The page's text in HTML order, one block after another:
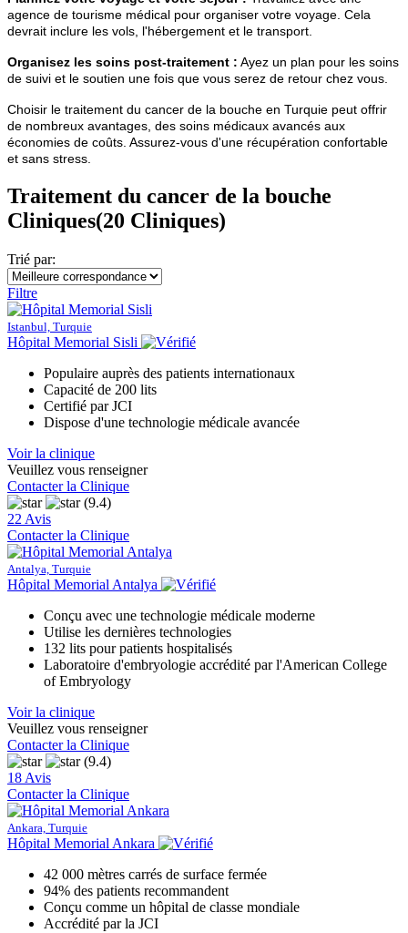
agence de tourisme médical pour organiser votre voyage. Cela
devrait inclure les vols, l'hébergement et le transport.
Organisez les soins post-traitement : Ayez un plan pour les soins
de suivi et le soutien une fois que vous serez de retour chez vous.
Choisir le traitement du cancer de la bouche en Turquie peut offrir
de nombreux avantages, des soins médicaux avancés aux
économies de coûts. Assurez-vous d'une récupération confortable
et sans stress.
Traitement du cancer de la bouche
Cliniques(20 Cliniques)
Trié par:
Filtre
Istanbul, Turquie
Hôpital Memorial Sisli
Populaire auprès des patients internationaux
Capacité de 200 lits
Certifié par JCI
Dispose d'une technologie médicale avancée
Voir la clinique
Veuillez vous renseigner
Contacter la Clinique
(9.4)
22 Avis
Contacter la Clinique
Antalya, Turquie
Hôpital Memorial Antalya
Conçu avec une technologie médicale moderne
Utilise les dernières technologies
132 lits pour patients hospitalisés
Laboratoire d'embryologie accrédité par l'American College
of Embryology
Voir la clinique
Veuillez vous renseigner
Contacter la Clinique
(9.4)
18 Avis
Contacter la Clinique
Ankara, Turquie
Hôpital Memorial Ankara
42 000 mètres carrés de surface fermée
94% des patients recommandent
Conçu comme un hôpital de classe mondiale
Accrédité par la JCI